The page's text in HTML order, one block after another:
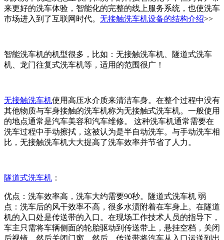
来更好的洗车体验，智能化的完整的线上服务系统，也使洗车
市场进入到了互联网时代。 无接触洗车机设备的结构介绍>>
智能洗车机的机型很多，比如：无接触洗车机、隧道式洗车
机、龙门往复式洗车机等，适用的范围很广！
无接触洗车机使用高压水介质来清洁车身。在整个过程中没有
其他物质与车身接触的洗车机称为无接触式洗车机。一般使用
的地点通常是汽车美容和汽车维修。 这种洗车机通常需要在
洗车过程中手动擦拭，这被认为是半自动洗车。与手动洗车相
比，无接触洗车机大大提高了洗车效率并节省了人力。
隧道式洗车机 ：
优点：洗车效率高，洗车大约需要90秒。隧道式洗车机 弱
点：洗车后的风干效率不高，很多水渍附着在车身上。在隧道
机的入口处是传送带的入口。在现场工作技术人员的指导下，
车主只需将车辆侧面的轮胎驱动到传送带上，悬挂空档，关闭
后视镜，然后关闭门窗。然后，传送带将汽车从入口运送到出